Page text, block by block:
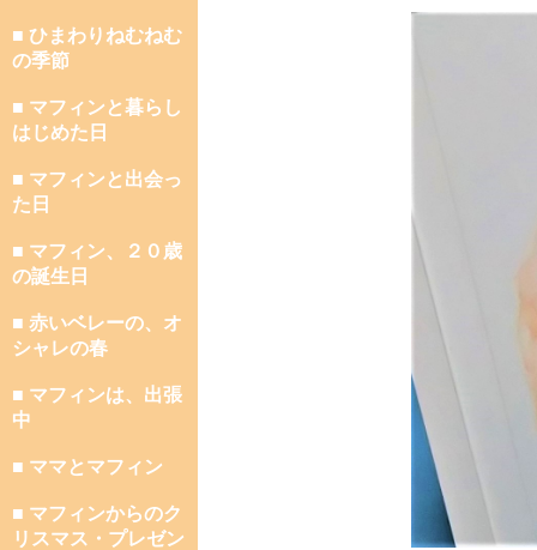
■ ひまわりねむねむ
の季節
■ マフィンと暮らし
はじめた日
■ マフィンと出会っ
た日
■ マフィン、２０歳
の誕生日
■ 赤いベレーの、オ
シャレの春
■ マフィンは、出張
中
■ ママとマフィン
■ マフィンからのク
リスマス・プレゼン